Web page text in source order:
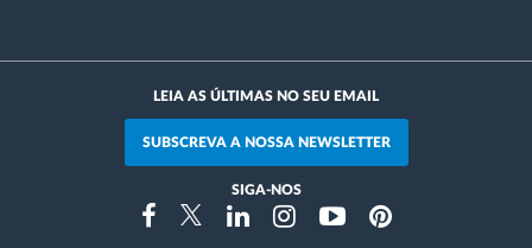
LEIA AS ÚLTIMAS NO SEU EMAIL
SUBSCREVA A NOSSA NEWSLETTER
SIGA-NOS
FacebookTwitterLinkedinInstragramYoutubePinterest